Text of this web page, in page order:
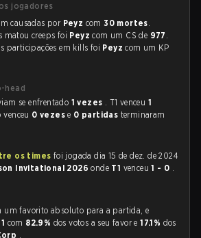
jogadores
causadas por Peyz com30 mortes.
matou creeps foi Peyz com um CS de 977 .
participações em kills foi Peyz com um KP
head
se enfrentado 1 vezes . T1 venceu 1
0 vezese 0 partidas terminaram
os times foi jogada dia 15 de dez. de 2024
Invitational 2026onde T1 venceu1 - 0 .
um favorito absoluto para a partida, e
com 82.9% dos votos a seu favor e17.1% dos
.